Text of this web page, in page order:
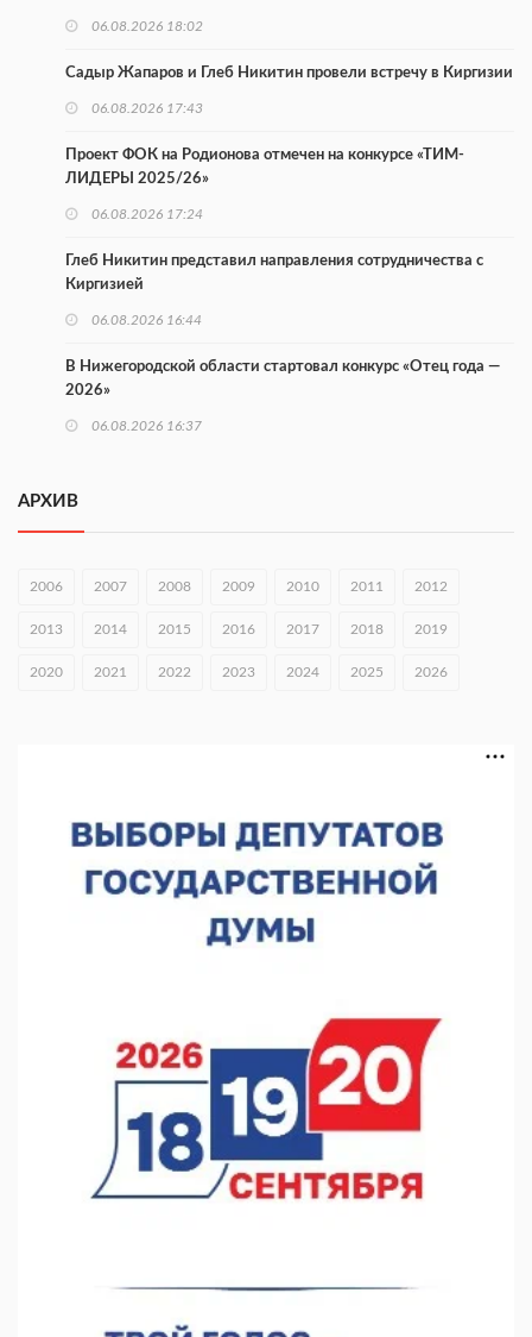
06.08.2026 18:02
Садыр Жапаров и Глеб Никитин провели встречу в Киргизии
06.08.2026 17:43
Проект ФОК на Родионова отмечен на конкурсе «ТИМ-
ЛИДЕРЫ 2025/26»
06.08.2026 17:24
Глеб Никитин представил направления сотрудничества с
Киргизией
06.08.2026 16:44
В Нижегородской области стартовал конкурс «Отец года —
2026»
06.08.2026 16:37
раза
06.08.2026 15:26
Видели ночь, бежали всю ночь... На Нижневолжской
набережной прошел необычный забег
Нижегородские хирурги выполнили трансоральную
операцию на щитовидной железе
06.08.2026 15:03
Более 30 нижегородцев прошли обучение для соцконтракта
06.08.2026 14:46
АРХИВ
2006 2007 2008 2009 2010 2011 2012
2013 2014 2015 2016 2017 2018 2019
2020 2021 2022 2023 2024 2025 2026